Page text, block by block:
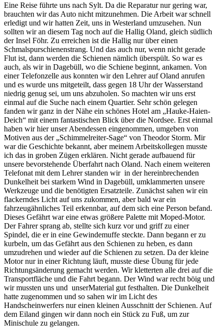
Eine Reise führte uns nach Sylt. Da die Reparatur nur gering war,
brauchten wir das Auto nicht mitzunehmen. Die Arbeit war schnell
erledigt und wir hatten Zeit, uns in Westerland umzusehen. Nun
sollten wir an diesem Tag noch auf die Hallig Oland, gleich südlich
der Insel Föhr. Zu erreichen ist die Hallig nur über einen
Schmalspurschienenstrang. Und das auch nur, wenn nicht gerade
Flut ist, dann werden die Schienen nämlich überspült. So war es
auch, als wir in Dagebüll, wo die Schiene beginnt, ankamen. Von
einer Telefonzelle aus konnten wir den Lehrer auf Oland anrufen
und es wurde uns mitgeteilt, dass gegen 18 Uhr der Wasserstand
niedrig genug sei, um uns abzuholen. So machten wir uns erst
einmal auf die Suche nach einem Quartier. Sehr schön gelegen
fanden wir ganz in der Nähe ein schönes Hotel am
Hauke-Haien-
Deich
mit einem fantastischen Blick über die Nordsee. Erst einmal
haben wir hier unser Abendessen eingenommen, umgeben von
Motiven aus der
Schimmelreiter-Sage
von Theodor Storm. Mir
war die Geschichte bekannt, aber meinem Arbeitskollegen musste
ich das in groben Zügen erklären. Nicht gerade aufbauend für
unsere bevorstehende Überfahrt nach Oland. Nach einem weiteren
Telefonat mit dem Lehrer standen wir in der hereinbrechenden
Dunkelheit bei starkem Wind in Dagebüll, umklammerten unsere
Werkzeuge und die benötigten Ersatzteile. Zunächst sahen wir ein
flackerndes Licht auf uns zukommen, aber bald war ein
fahrzeugähnliches Teil erkennbar, auf dem sich eine Person befand.
Dieses Gefährt war eine etwas größere Palette mit Moped-Motor.
Der Fahrer sprang ab, stellte sich kurz vor und griff zu einer
Spindel, die er in eine Gewindemuffe steckte. Dann begann er zu
kurbeln, um das Gefährt aus den Schienen zu heben, es dann
umzudrehen und wieder auf die Schienen zu setzen. Da der kleine
Motor nur in einer Richtung läuft, musste diese Übung für jede
Richtungsänderung gemacht werden. Wir kletterten alle drei auf die
Transportfläche und die Fahrt begann. Der Wind war recht böig und
wir mussten uns und unserMaterial gut festhalten. Die Dunkelheit
hatte zugenommen und so sahen wir im Licht des
Handscheinwerfers nur einen kleinen Ausschnitt der Schienen. Auf
dem Eiland gingen wir dann noch ein Stück zu Fuß, um zur
Minischule zu gelangen.